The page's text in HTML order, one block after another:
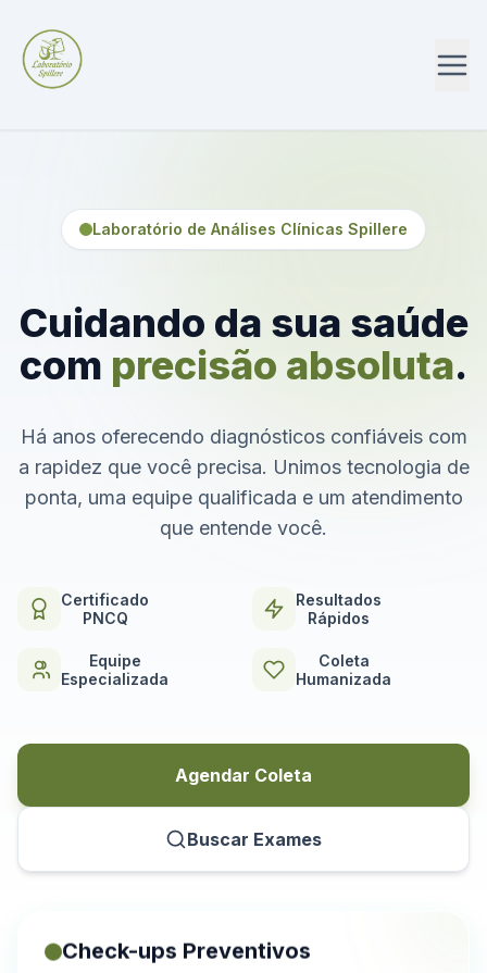
Laboratório de Análises Clínicas Spillere
Cuidando da sua saúde
com precisão absoluta.
Há anos oferecendo diagnósticos confiáveis com
a rapidez que você precisa. Unimos tecnologia de
ponta, uma equipe qualificada e um atendimento
que entende você.
Certificado
PNCQ
Resultados
Rápidos
Equipe
Especializada
Coleta
Humanizada
Agendar Coleta
Buscar Exames
Check-ups Preventivos